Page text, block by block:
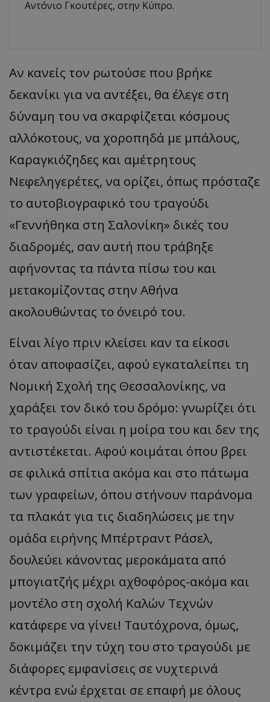
Αντόνιο Γκουτέρες, στην Κύπρο.
Αν κανείς τον ρωτούσε που βρήκε
δεκανίκι για να αντέξει, θα έλεγε στη
δύναμη του να σκαρφίζεται κόσμους
αλλόκοτους, να χοροπηδά με μπάλους,
Καραγκιόζηδες και αμέτρητους
Νεφεληγερέτες, να ορίζει, όπως πρόσταζε
το αυτοβιογραφικό του τραγούδι
«Γεννήθηκα στη Σαλονίκη» δικές του
διαδρομές, σαν αυτή που τράβηξε
αφήνοντας τα πάντα πίσω του και
μετακομίζοντας στην Αθήνα
ακολουθώντας το όνειρό του.
Είναι λίγο πριν κλείσει καν τα είκοσι
όταν αποφασίζει, αφού εγκαταλείπει τη
Νομική Σχολή της Θεσσαλονίκης, να
χαράξει τον δικό του δρόμο: γνωρίζει ότι
το τραγούδι είναι η μοίρα του και δεν της
αντιστέκεται. Αφού κοιμάται όπου βρει
σε φιλικά σπίτια ακόμα και στο πάτωμα
των γραφείων, όπου στήνουν παράνομα
τα πλακάτ για τις διαδηλώσεις με την
ομάδα ειρήνης Μπέρτραντ Ράσελ,
δουλεύει κάνοντας μεροκάματα από
μπογιατζής μέχρι αχθοφόρος-ακόμα και
μοντέλο στη σχολή Καλών Τεχνών
κατάφερε να γίνει! Ταυτόχρονα, όμως,
δοκιμάζει την τύχη του στο τραγούδι με
διάφορες εμφανίσεις σε νυχτερινά
κέντρα ενώ έρχεται σε επαφή με όλους